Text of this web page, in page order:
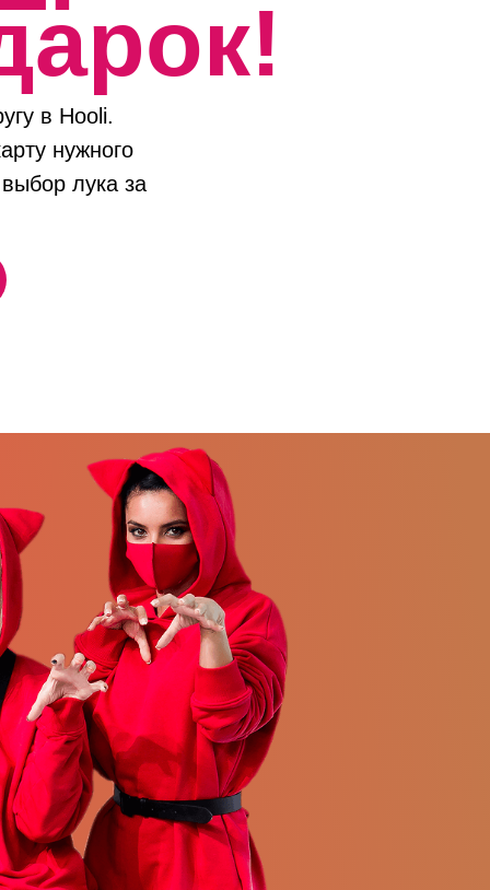
в Hooli.
нужного
лука за